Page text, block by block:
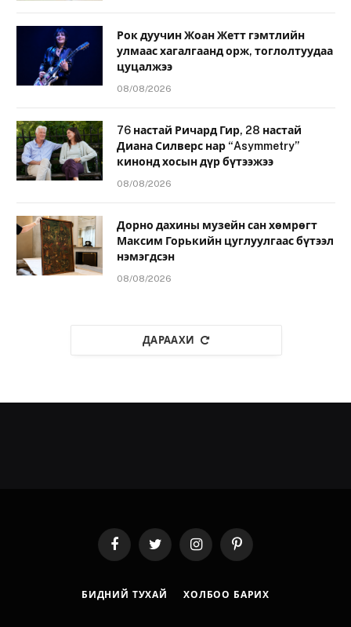
Рок дуучин Жоан Жетт гэмтлийн
улмаас хагалгаанд орж, тоглолтуудаа
цуцалжээ
08/08/2026
76 настай Ричард Гир, 28 настай
Диана Силверс нар “Asymmetry”
кинонд хосын дүр бүтээжээ
08/08/2026
Дорно дахины музейн сан хөмрөгт
Максим Горькийн цуглуулгаас бүтээл
нэмэгдсэн
08/08/2026
ДАРААХИ
FacebookTwitter InstagramPinterest
БИДНИЙ ТУХАЙ ХОЛБОО БАРИХ